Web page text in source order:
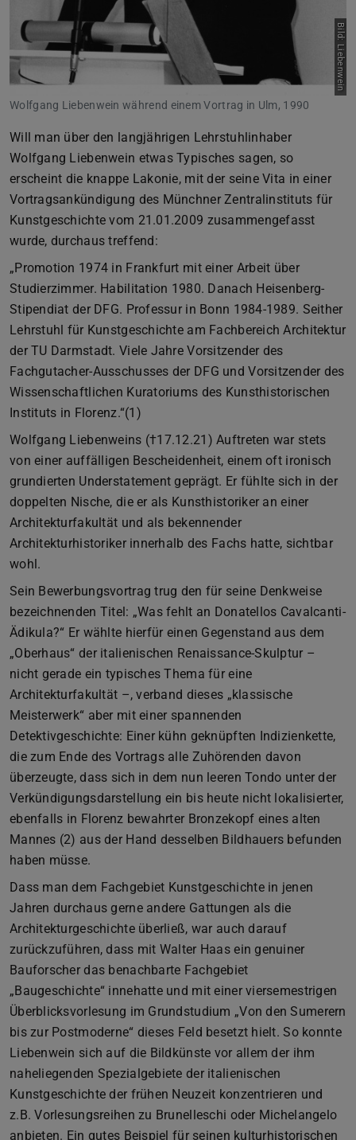
Bild: Liebenwein
Wolfgang Liebenwein während einem Vortrag in Ulm, 1990
Will man über den langjährigen Lehrstuhlinhaber
Wolfgang Liebenwein etwas Typisches sagen, so
erscheint die knappe Lakonie, mit der seine Vita in einer
Vortragsankündigung des Münchner Zentralinstituts für
Kunstgeschichte vom 21.01.2009 zusammengefasst
wurde, durchaus treffend:
„Promotion 1974 in Frankfurt mit einer Arbeit über
Studierzimmer. Habilitation 1980. Danach Heisenberg-
Stipendiat der DFG. Professur in Bonn 1984-1989. Seither
Lehrstuhl für Kunstgeschichte am Fachbereich Architektur
der TU Darmstadt. Viele Jahre Vorsitzender des
Fachgutacher-Ausschusses der DFG und Vorsitzender des
Wissenschaftlichen Kuratoriums des Kunsthistorischen
Instituts in Florenz.“(1)
Wolfgang Liebenweins (†17.12.21) Auftreten war stets
von einer auffälligen Bescheidenheit, einem oft ironisch
grundierten Understatement geprägt. Er fühlte sich in der
doppelten Nische, die er als Kunsthistoriker an einer
Architekturfakultät und als bekennender
Architekturhistoriker innerhalb des Fachs hatte, sichtbar
wohl.
Sein Bewerbungsvortrag trug den für seine Denkweise
bezeichnenden Titel: „Was fehlt an Donatellos Cavalcanti-
Ädikula?“ Er wählte hierfür einen Gegenstand aus dem
„Oberhaus“ der italienischen Renaissance-Skulptur –
nicht gerade ein typisches Thema für eine
Architekturfakultät –, verband dieses „klassische
Meisterwerk“ aber mit einer spannenden
Detektivgeschichte: Einer kühn geknüpften Indizienkette,
die zum Ende des Vortrags alle Zuhörenden davon
überzeugte, dass sich in dem nun leeren Tondo unter der
Verkündigungsdarstellung ein bis heute nicht lokalisierter,
ebenfalls in Florenz bewahrter Bronzekopf eines alten
Mannes (2) aus der Hand desselben Bildhauers befunden
haben müsse.
Dass man dem Fachgebiet Kunstgeschichte in jenen
Jahren durchaus gerne andere Gattungen als die
Architekturgeschichte überließ, war auch darauf
zurückzuführen, dass mit Walter Haas ein genuiner
Bauforscher das benachbarte Fachgebiet
„Baugeschichte“ innehatte und mit einer viersemestrigen
Überblicksvorlesung im Grundstudium „Von den Sumerern
bis zur Postmoderne“ dieses Feld besetzt hielt. So konnte
Liebenwein sich auf die Bildkünste vor allem der ihm
naheliegenden Spezialgebiete der italienischen
Kunstgeschichte der frühen Neuzeit konzentrieren und
z.B. Vorlesungsreihen zu Brunelleschi oder Michelangelo
anbieten. Ein gutes Beispiel für seinen kulturhistorischen